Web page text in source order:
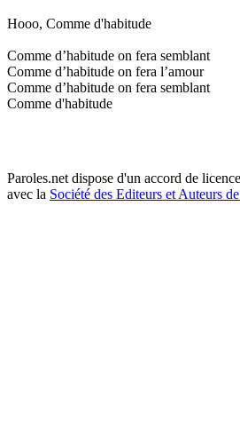
Hooo, Comme d'habitude
Comme d’habitude on fera semblant
Comme d’habitude on fera l’amour
Comme d’habitude on fera semblant
Comme d'habitude
Paroles.net dispose d'un accord de
avec la Société des Editeurs et Auteurs